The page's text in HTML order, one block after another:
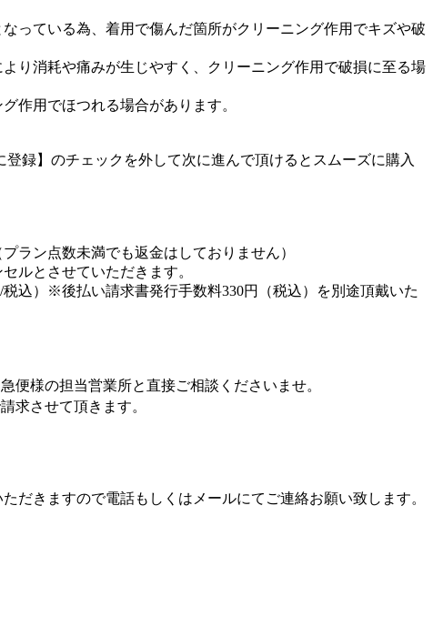
っている為、着用で傷んだ箇所がクリーニング作用でキズや破
り消耗や痛みが生じやすく、クリーニング作用で破損に至る場
作用でほつれる場合があります。
録】のチェックを外して次に進んで頂けるとスムーズに購入
ラン点数未満でも返金はしておりません）
ルとさせていただきます。
込）※後払い請求書発行手数料330円（税込）を別途頂戴いた
様の担当営業所と直接ご相談くださいませ。
求させて頂きます。
だきますので電話もしくはメールにてご連絡お願い致します。